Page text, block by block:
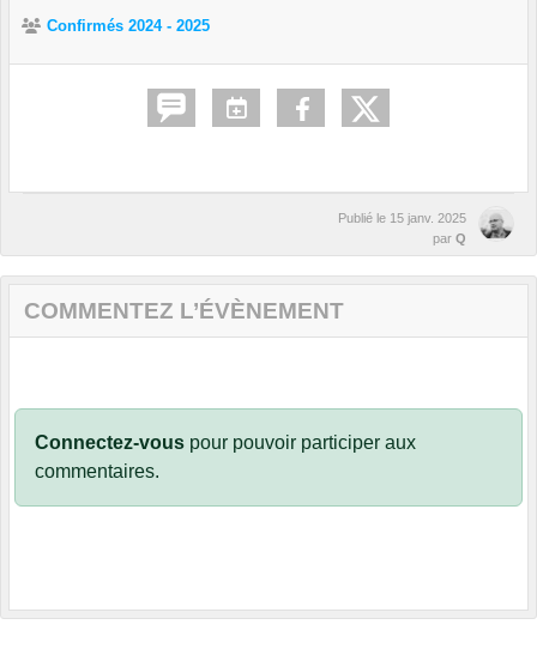
Confirmés 2024 - 2025
Publié le 15 janv. 2025
par Q
COMMENTEZ L’ÉVÈNEMENT
Connectez-vous pour pouvoir participer aux
commentaires.